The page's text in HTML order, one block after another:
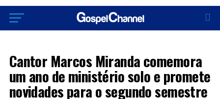
Cantor Marcos Miranda comemora
um ano de ministério solo e promete
novidades para o segundo semestre